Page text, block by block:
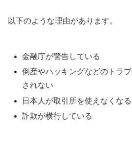
以下のような理由があります。
金融庁が警告している
倒産やハッキングなどのトラ
されない
日本人が取引所を使えなくな
詐欺が横行している